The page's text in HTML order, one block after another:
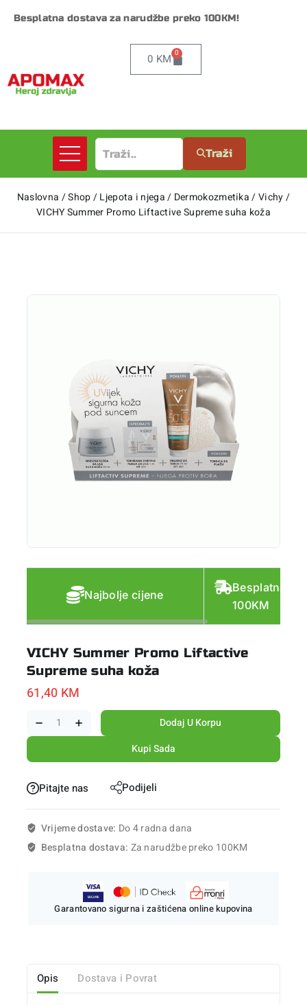
Besplatna dostava za narudžbe preko 100KM!
0 KM 0
Traži
Naslovna /Shop/Ljepota i njega / Dermokozmetika /Vichy/
VICHY Summer Promo Liftactive Supreme suha koža
Najbolje cijene
Besplatna
100KM
VICHY Summer Promo Liftactive
Supreme suha koža
61,40 KM
Dodaj U Korpu
Kupi Sada
Pitajte nas Podijeli
Vrijeme dostave: Do 4 radna dana
Besplatna dostava: Za narudžbe preko 100KM
Garantovano sigurna i zaštićena online kupovina
Opis Dostava i Povrat